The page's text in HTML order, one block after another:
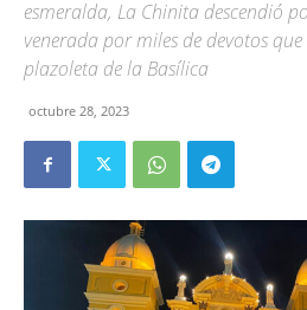
esmeralda, La Chinita descendió
venerada por miles de devotos
plazoleta de la Basílica
octubre 28, 2023